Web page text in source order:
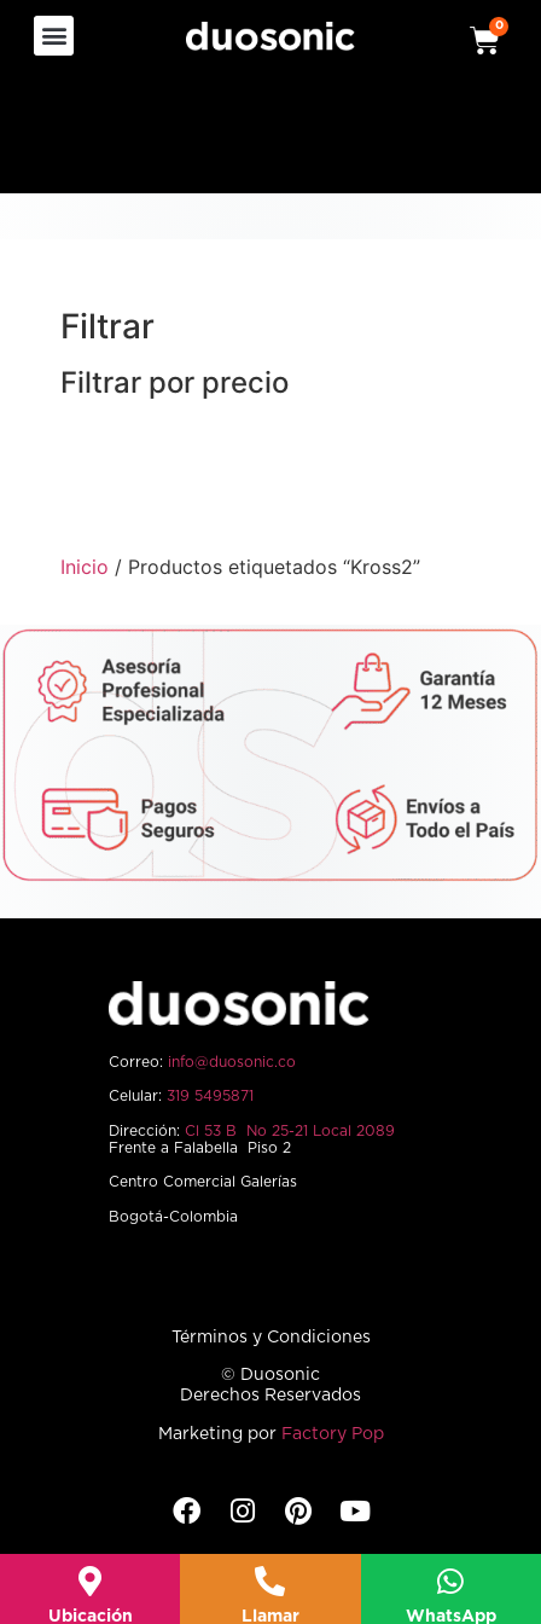
0
Filtrar
Filtrar por precio
Inicio / Productos etiquetados “Kross2”
Correo: info@duosonic.co
Celular: 319 5495871
Dirección: Cl 53 B No 25-21 Local 2089
Frente a Falabella Piso 2
Centro Comercial Galerías
Bogotá-Colombia
Términos y Condiciones
© Duosonic
Derechos Reservados
Marketing por Factory Pop
Ubicación Llamar WhatsApp